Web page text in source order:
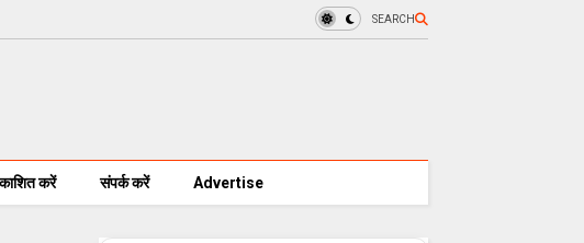
SEARCH
करें संपर्क करें Advertise